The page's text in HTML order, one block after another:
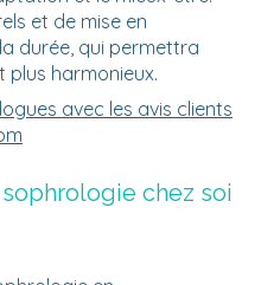
et de mise en
durée, qui permettra
plus harmonieux.
avec les avis clients
chez soi